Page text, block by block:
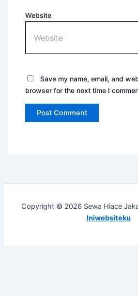
Website
Save my name, email, and
browser for the next time I
Copyright © 2026 Sewa Hiace
Iniwebsiteku